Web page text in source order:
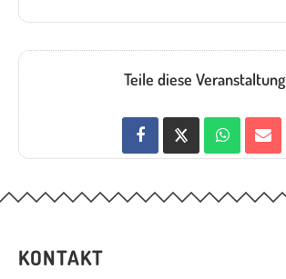
Teile diese Veranstaltung
KONTAKT